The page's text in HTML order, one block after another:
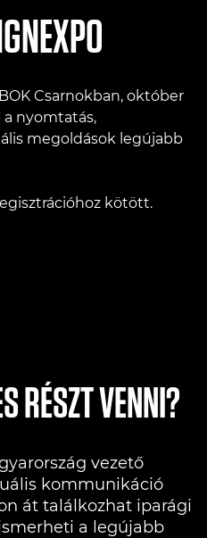
Csarnokban, október
a nyomtatás,
megoldások legújabb
kötött.
RÉSZT VENNI?
vezető
kommunikáció
át találkozhat iparági
a legújabb